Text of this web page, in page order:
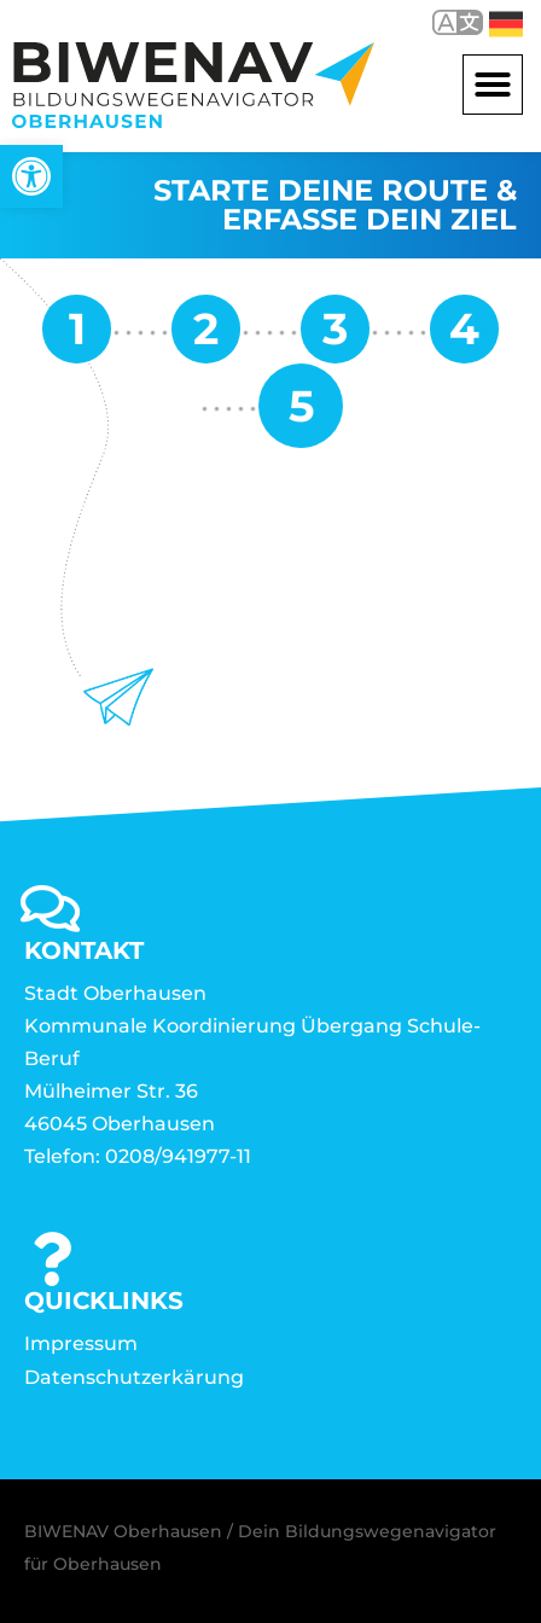
Werkzeugleiste öffnen
STARTE DEINE ROUTE &
ERFASSE DEIN ZIEL
KONTAKT
Stadt Oberhausen
Kommunale Koordinierung Übergang Schule-
Beruf
Mülheimer Str. 36
46045 Oberhausen
Telefon: 0208/941977-11
QUICKLINKS
Impressum
Datenschutzerkärung
BIWENAV Oberhausen / Dein Bildungswegenavigator
für Oberhausen